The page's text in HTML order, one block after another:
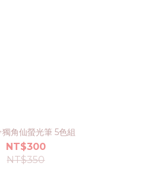
角仙螢光筆 5色組
NT$300
NT$350